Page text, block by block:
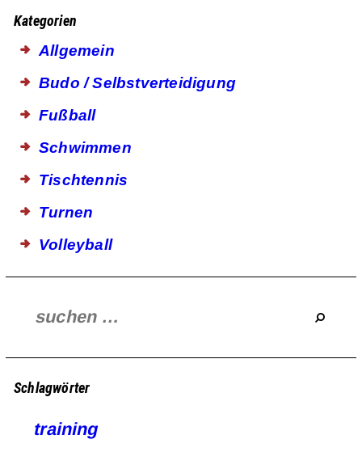
Kategorien
Allgemein
Budo / Selbstverteidigung
Fußball
Schwimmen
Tischtennis
Turnen
Volleyball
Schlagwörter
training